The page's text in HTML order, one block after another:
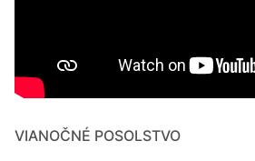
VIANOČNÉ POSOLSTVO